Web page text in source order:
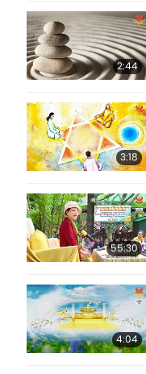
28
29
30
31
2:44
3:18
55:30
4:04